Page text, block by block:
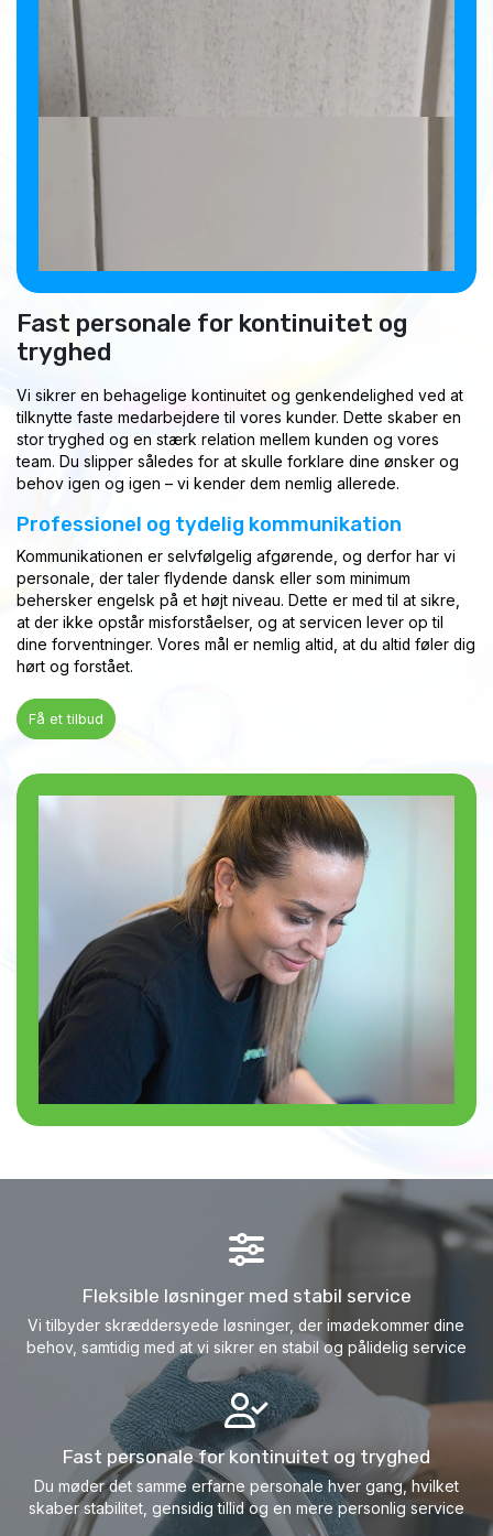
Fast personale for kontinuitet og
tryghed
Vi sikrer en behagelige kontinuitet og genkendelighed ved at
tilknytte faste medarbejdere til vores kunder. Dette skaber en
stor tryghed og en stærk relation mellem kunden og vores
team. Du slipper således for at skulle forklare dine ønsker og
behov igen og igen – vi kender dem nemlig allerede.
Professionel og tydelig kommunikation
Kommunikationen er selvfølgelig afgørende, og derfor har vi
personale, der taler flydende dansk eller som minimum
behersker engelsk på et højt niveau. Dette er med til at sikre,
at der ikke opstår misforståelser, og at servicen lever op til
dine forventninger. Vores mål er nemlig altid, at du altid føler dig
hørt og forstået.
Få et tilbud
Fleksible løsninger med stabil service
Vi tilbyder skræddersyede løsninger, der imødekommer dine
behov, samtidig med at vi sikrer en stabil og pålidelig service​
Fast personale for kontinuitet og tryghed
Du møder det samme erfarne personale hver gang, hvilket
skaber stabilitet, gensidig tillid og en mere personlig service